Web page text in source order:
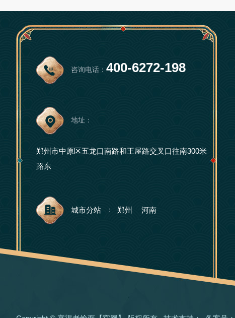
咨询电话： 400-6272-198
地址：
郑州市中原区五龙口南路和王屋路交叉口往南300米
路东
城市分站 ： 郑州 河南